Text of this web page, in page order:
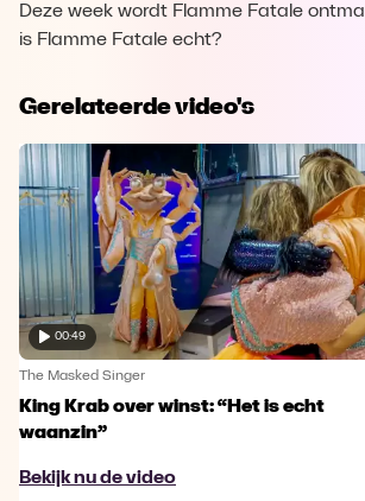
Deze week wordt Flamme Fatale
is Flamme Fatale echt?
Gerelateerde video's
00:49
The Masked Singer
King Krab over winst: “Het is echt
waanzin”
Bekijk nu de video